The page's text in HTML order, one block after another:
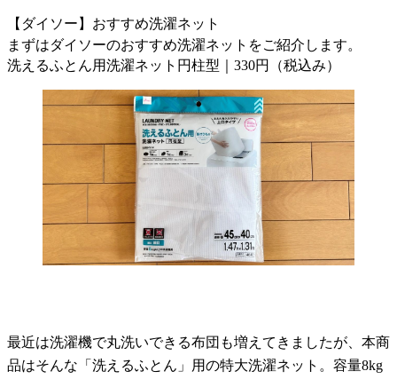
【ダイソー】おすすめ洗濯ネット
まずはダイソーのおすすめ洗濯ネットをご紹介します。
洗えるふとん用洗濯ネット円柱型｜330円（税込み）
最近は洗濯機で丸洗いできる布団も増えてきましたが、本商
品はそんな「洗えるふとん」用の特大洗濯ネット。容量8kg